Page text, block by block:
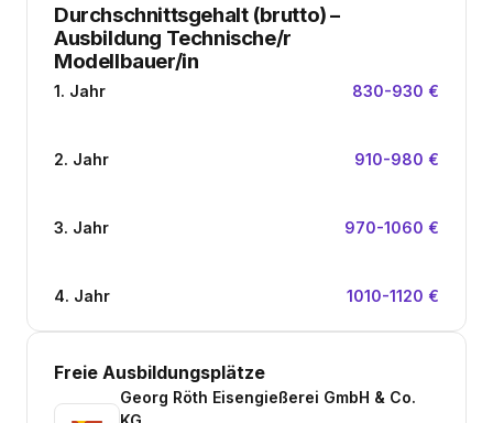
Durchschnittsgehalt (brutto)–
Ausbildung Technische/r
Modellbauer/in
1. Jahr 830-930 €
2. Jahr 910-980 €
3. Jahr 970-1060 €
4. Jahr 1010-1120 €
Freie Ausbildungsplätze
Georg Röth Eisengießerei GmbH & Co.